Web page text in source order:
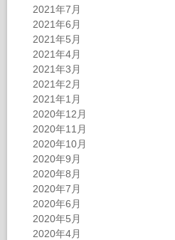
2021年7月
2021年6月
2021年5月
2021年4月
2021年3月
2021年2月
2021年1月
2020年12月
2020年11月
2020年10月
2020年9月
2020年8月
2020年7月
2020年6月
2020年5月
2020年4月